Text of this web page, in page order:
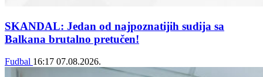
SKANDAL: Jedan od najpoznatijih sudija sa
Balkana brutalno pretučen!
Fudbal 16:17 07.08.2026.